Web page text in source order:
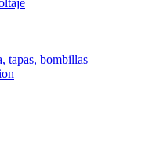
tapas, bombillas